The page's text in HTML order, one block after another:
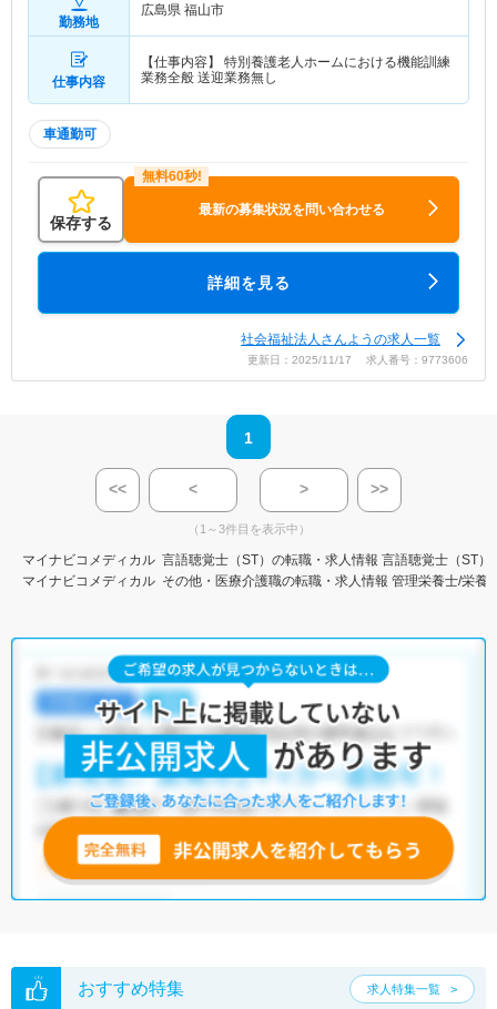
勤務地
広島県 福山市
仕事内容
【仕事内容】 特別養護老人ホームにおける機能訓練
業務全般 送迎業務無し
車通勤可
保存する
最新の募集状況を問い合わせる
詳細を見る
社会福祉法人さんようの求人一覧
更新日：2025/11/17 求人番号：9773606
1
<< < > >>
（1～3件目を表示中）
マイナビコメディカル 言語聴覚士（ST）の転職・求人情報 言語聴覚士（ST）
マイナビコメディカル その他・医療介護職の転職・求人情報 管理栄養士/栄養
おすすめ特集 求人特集一覧